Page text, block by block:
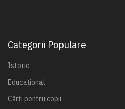
Categorii Populare
Istorie
Educațional
Cărți pentru copii